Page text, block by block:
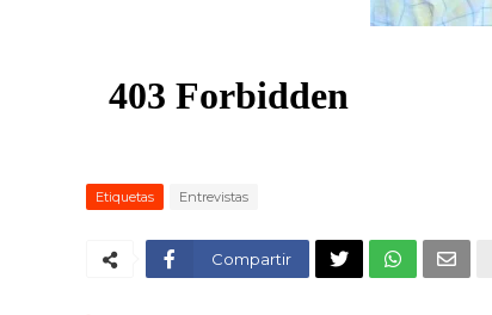
Etiquetas Entrevistas
Compartir